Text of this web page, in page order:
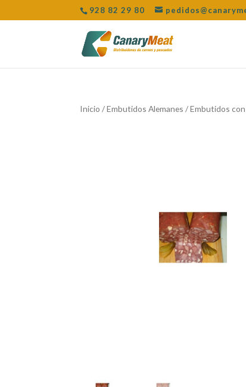
928 82 29 80
Inicio /Embutidos Alemanes /Embutidos